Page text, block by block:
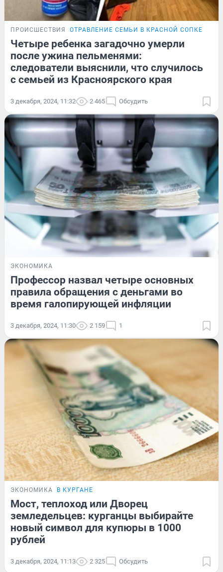
ПРОИСШЕСТВИЯ ОТРАВЛЕНИЕ СЕМЬИ В КРАСНОЙ СОПКЕ
Четыре ребенка загадочно умерли
после ужина пельменями:
следователи выяснили, что случилось
с семьей из Красноярского края
3 декабря, 2024, 11:32 2 465 Обсудить
ЭКОНОМИКА
Профессор назвал четыре основных
правила обращения с деньгами во
время галопирующей инфляции
3 декабря, 2024, 11:30 2 159 1
ЭКОНОМИКА В КУРГАНЕ
Мост, теплоход или Дворец
земледельцев: курганцы выбирайте
новый символ для купюры в 1000
рублей
3 декабря, 2024, 11:13 2 325 Обсудить